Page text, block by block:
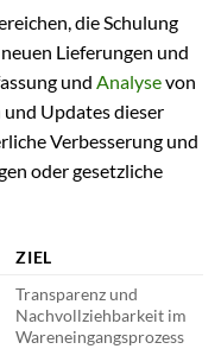
die Schulung
Lieferungen und
und Analysevon
Updates dieser
Verbesserung und
oder gesetzliche
ZIEL
Transparenz und
Nachvollziehbarkeit im
Wareneingangsprozess